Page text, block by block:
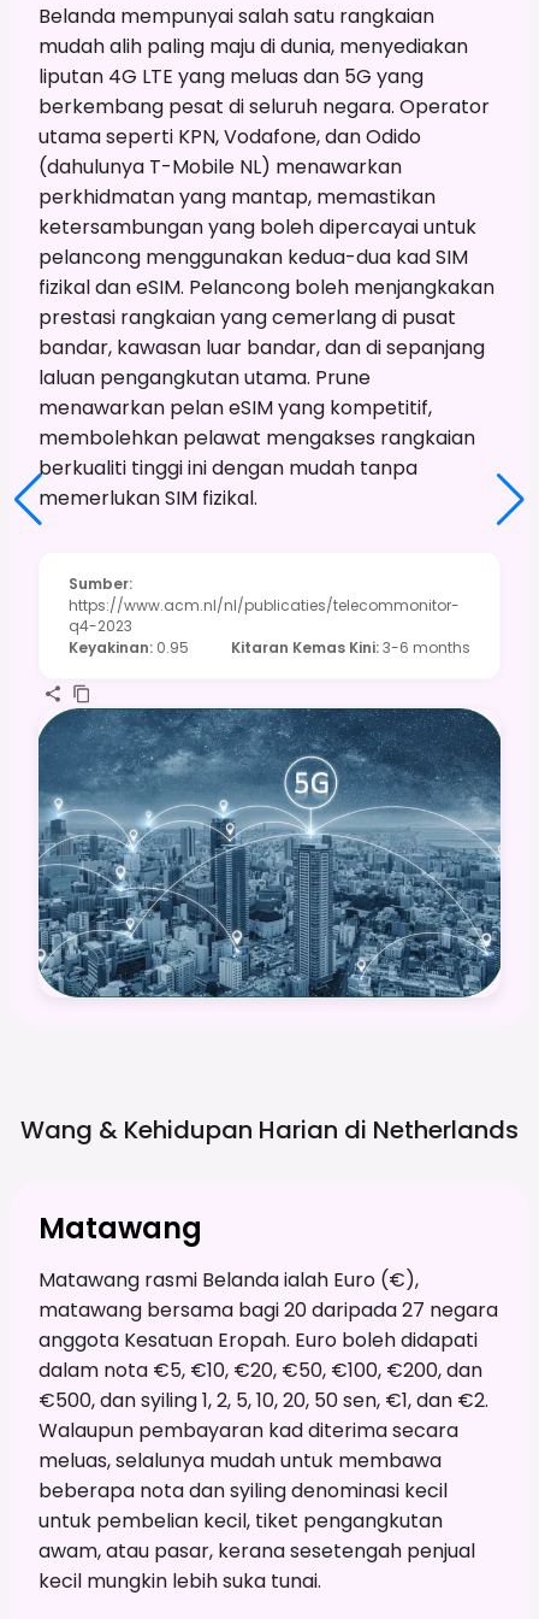
Belanda mempunyai salah satu rangkaian
mudah alih paling maju di dunia, menyediakan
liputan 4G LTE yang meluas dan 5G yang
berkembang pesat di seluruh negara. Operator
utama seperti KPN, Vodafone, dan Odido
(dahulunya T-Mobile NL) menawarkan
perkhidmatan yang mantap, memastikan
ketersambungan yang boleh dipercayai untuk
pelancong menggunakan kedua-dua kad SIM
fizikal dan eSIM. Pelancong boleh menjangkakan
prestasi rangkaian yang cemerlang di pusat
bandar, kawasan luar bandar, dan di sepanjang
laluan pengangkutan utama. Prune
menawarkan pelan eSIM yang kompetitif,
membolehkan pelawat mengakses rangkaian
berkualiti tinggi ini dengan mudah tanpa
memerlukan SIM fizikal.
Sumber:
https://www.acm.nl/nl/publicaties/telecommonitor-
q4-2023
Keyakinan: 0.95 Kitaran Kemas Kini:3-6 months
Wang & Kehidupan Harian di Netherlands
Matawang
Matawang rasmi Belanda ialah Euro (€),
matawang bersama bagi 20 daripada 27 negara
anggota Kesatuan Eropah. Euro boleh didapati
dalam nota €5, €10, €20, €50, €100, €200, dan
€500, dan syiling 1, 2, 5, 10, 20, 50 sen, €1, dan €2.
Walaupun pembayaran kad diterima secara
meluas, selalunya mudah untuk membawa
beberapa nota dan syiling denominasi kecil
untuk pembelian kecil, tiket pengangkutan
awam, atau pasar, kerana sesetengah penjual
kecil mungkin lebih suka tunai.